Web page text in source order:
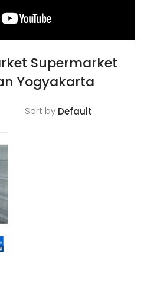
Supermarket
Yogyakarta
Sort by